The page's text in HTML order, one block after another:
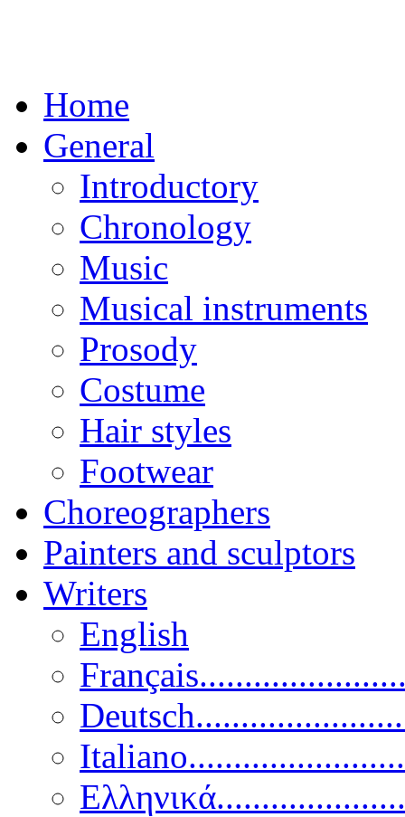
Home
General
Introductory
Chronology
Music
Musical instruments
Prosody
Costume
Hair styles
Footwear
Choreographers
Painters and sculptors
Writers
English